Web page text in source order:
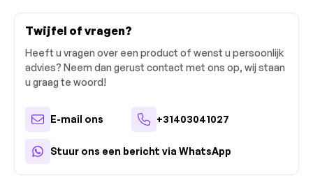
Twijfel of vragen?
Heeft u vragen over een product of wenst u persoonlijk
advies? Neem dan gerust contact met ons op, wij staan
u graag te woord!
E-mail ons +31403041027
Stuur ons een bericht via WhatsApp